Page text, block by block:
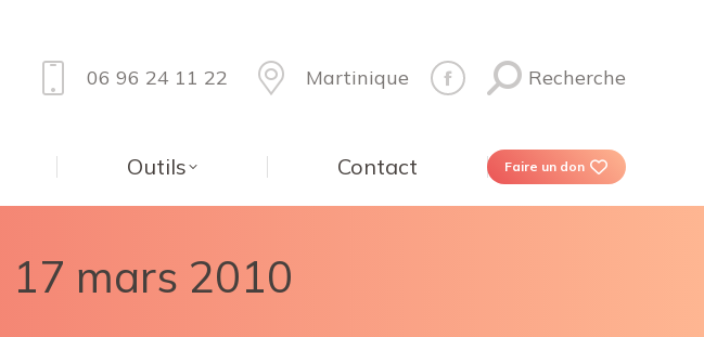
06 96 24 11 22 Martinique Recherche
Outils Contact Faire un don
17 mars 2010